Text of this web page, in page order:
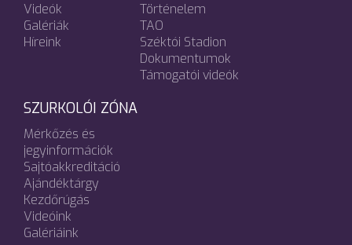
Videók
Galériák
Híreink
Történelem
TAO
Széktói Stadion
Dokumentumok
Támogatói videók
SZURKOLÓI ZÓNA
Mérkőzés és
jegyinformációk
Sajtóakkreditáció
Ajándéktárgy
Kezdőrúgás
Videóink
Galériáink